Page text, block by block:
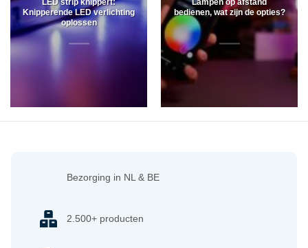
Knipperende LED verlichting
oplossen
bedienen, wat zijn de opties?
Bezorging in NL & BE
2.500+ producten